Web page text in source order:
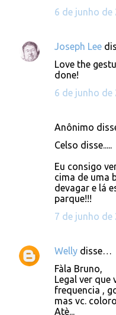
t
6 de junho de
Joseph Lee
Love the
done!
6 de junho de
Anônimo
Celso disse.....
Eu consigo
cima de uma
devagar e lá
parque!!!
7 de junho de
Welly disse…
Fàla Bruno,
Legal ver que
frequencia ,
mas vc.
Atè...